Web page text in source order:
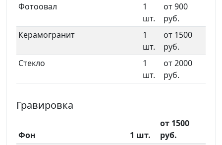
Фотоовал
1
шт.
от 900
руб.
Керамогранит
1
шт.
от 1500
руб.
Стекло
1
шт.
от 2000
руб.
Гравировка
Фон 1 шт.
от 1500
руб.